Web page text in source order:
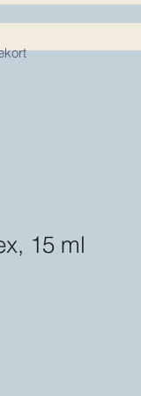
15 ml